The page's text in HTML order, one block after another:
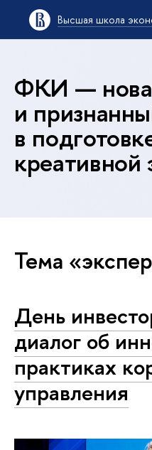
Высшая школа
ФКИ —
и
в
Тема
День
диалог об
практиках
управления